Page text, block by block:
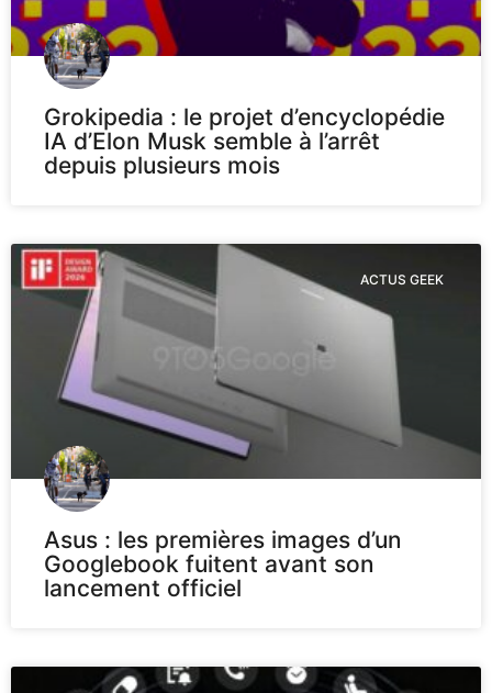
Grokipedia : le projet d’encyclopédie
IA d’Elon Musk semble à l’arrêt
depuis plusieurs mois
ACTUS GEEK
Asus : les premières images d’un
Googlebook fuitent avant son
lancement officiel